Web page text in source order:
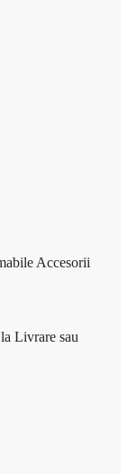
Accesorii
Livrare sau